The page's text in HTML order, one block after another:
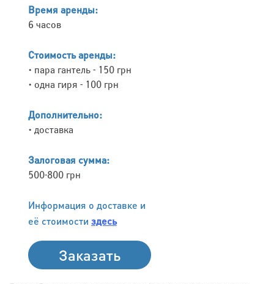
Время аренды:
6 часов
Стоимость аренды:
• пара гантель - 150 грн
• одна гиря - 100 грн
Дополнительно:
• доставка
Залоговая сумма:
500-800 грн
Информация о доставке и
её стоимости здесь
Заказать